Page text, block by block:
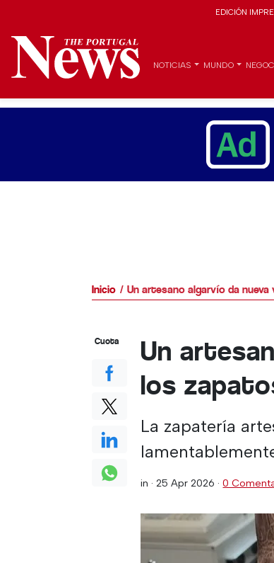
EDICIÓN
NOTICIAS MUNDO
Inicio Un artesano algarvío da
Un
los
La zapatería
in ·25 Apr 2026 ·0
Cuota